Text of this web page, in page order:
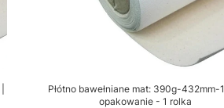
Płótno bawełniane mat: 390g-432mm-
opakowanie - 1 rolka